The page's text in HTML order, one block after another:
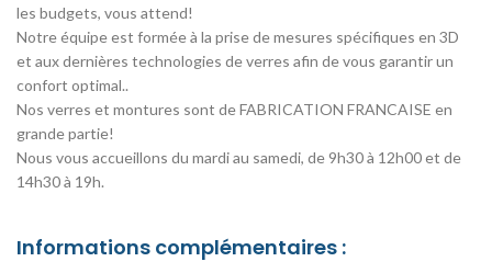
les budgets, vous attend!
Notre équipe est formée à la prise de mesures spécifiques en 3D
et aux dernières technologies de verres afin de vous garantir un
confort optimal..
Nos verres et montures sont de FABRICATION FRANCAISE en
grande partie!
Nous vous accueillons du mardi au samedi, de 9h30 à 12h00 et de
14h30 à 19h.
Informations complémentaires :